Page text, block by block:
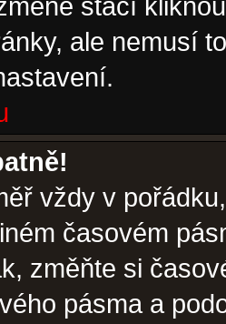
stačí
ale nemusí
vždy v
časovém
změňte si
pásma a